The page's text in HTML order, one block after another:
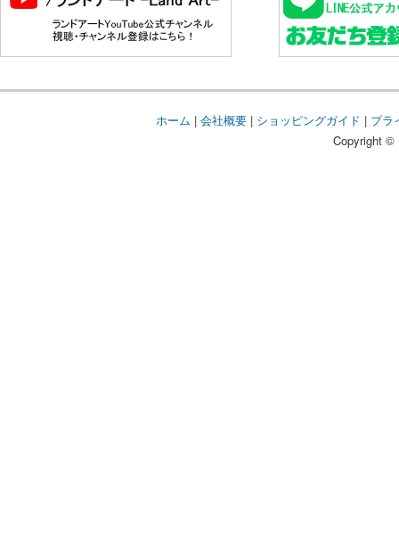
ホーム | 会社概要| ショッピングガイド | プラ
Copyright ©